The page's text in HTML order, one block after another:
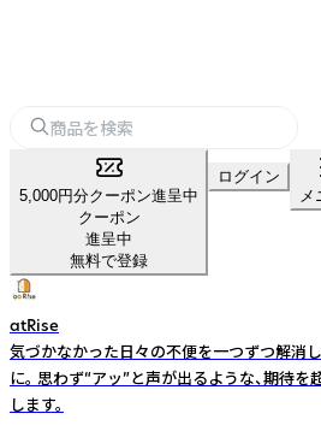
5,000円分クーポン進呈中
クーポン
進呈中
無料で登録
ログイン
メ
atRise
気づかなかった日々の不便を一つずつ解消
に。 思わず“アッ”と声が出るような、期待
します。